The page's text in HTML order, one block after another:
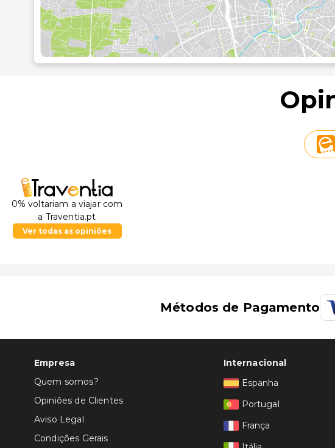
secadores de cabelo. As comodidades incluem ainda um
escritório.
0% voltariam a viajar com
a Traventia.pt
Ver todas as opiniões
Métodos de Pagamento
Empresa
Quem somos?
Opiniões de Clientes
Aviso Legal
Condições Gerais
Internacional
Espanha
Portugal
França